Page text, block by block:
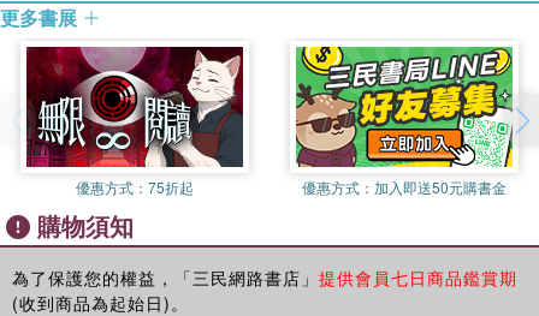
更多書展
優惠方式： 75折起 優惠方式： 加入即送50元購書金
購物須知
為了保護您的權益，「三民網路書店」 提供會員七日商品鑑賞期
(收到商品為起始日)。